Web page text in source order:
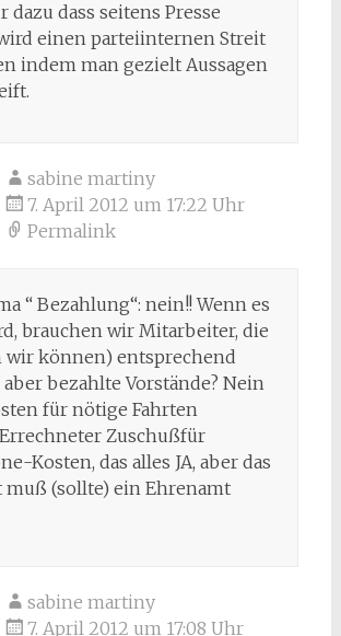
dazu dass seitens Presse
einen parteiinternen Streit
indem man gezielt Aussagen
sabine martiny
7. April 2012 um 17:22 Uhr
Permalink
“ Bezahlung“: nein!! Wenn es
brauchen wir Mitarbeiter, die
wir können) entsprechend
bezahlte Vorstände? Nein
für nötige Fahrten
Zuschußfür
Kosten, das alles JA, aber das
muß (sollte) ein Ehrenamt
sabine martiny
7. April 2012 um 17:08 Uhr